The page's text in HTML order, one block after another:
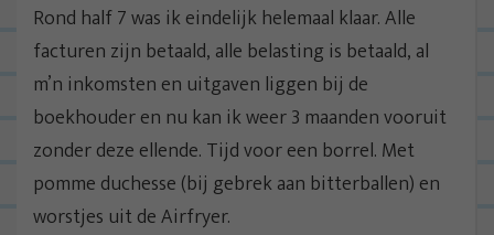
Rond half 7 was ik eindelijk helemaal klaar. Alle
facturen zijn betaald, alle belasting is betaald, al
m’n inkomsten en uitgaven liggen bij de
boekhouder en nu kan ik weer 3 maanden vooruit
zonder deze ellende. Tijd voor een borrel. Met
pomme duchesse (bij gebrek aan bitterballen) en
worstjes uit de Airfryer.